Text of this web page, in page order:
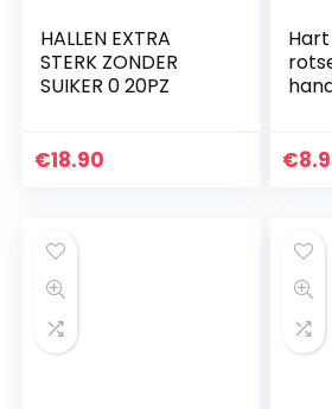
HALLEN EXTRA
STERK ZONDER
SUIKER 0 20PZ
€18.90 €